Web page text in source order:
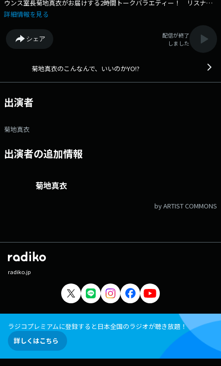
ウンス室長菊地真衣がお届けする2時間トークバラエティー！ リスナー
参加型コーナーや、アナウンサー生命をかけた過去の暴露ばなしに失敗談
社会派！？なんでもアリな番組に聴いたらひとこと『いいのかYO！？』
と言っちゃうかも！？ 聴く人に勇気と希望と笑いをお届けする（という
気持ちで本人はやっている）プログラム、あなたも今宵YOチェック☆
寝かしつけたばかりだけどパンクロック聴いてもいいのかYO!?』『全然番
を募集中。時報明けにお届けします。 ▽20：15～ほんの気持ちで
す。 かつて、お詫びのしるしとして羊羹を贈る時代があった―。そんな
スナーからは、このお菓子のきくち『YOかんシート』を贈るくらいがち
ょうどいい軽めの『ごめんなさい』メールを募集、紹介するコーナー。
た回答を送っていただく『YO!?』の大喜利。テーマよりもメールが届く超
をおまちしております。 メッセージは下記アドレスまでどうぞ！ メー
ル：yo@lucky-ibaraki.com Xは ＃いいのかYO で盛り上げYO！め
詳細情報を見る
シェア
配信が終了
しました
菊地真衣のこんなんで、いいのかYO!?
出演者
菊地真衣
出演者の追加情報
菊地真衣
by ARTIST COMMONS
radiko.jp
ラジコプレミアムに登録すると日本全国のラジオが聴き放題！
詳しくはこちら